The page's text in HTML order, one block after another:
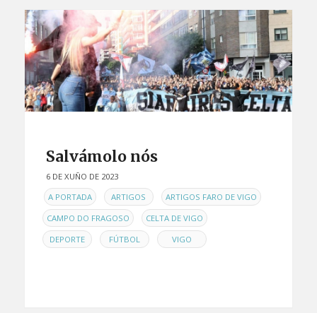
Salvámolo nós
6 DE XUÑO DE 2023
ENA PORTADA , ARTIGOS , ARTIGOS FARO DE VIGO ,
CAMPO DO FRAGOSO , CELTA DE VIGO ,
DEPORTE , FÚTBOL , VIGO